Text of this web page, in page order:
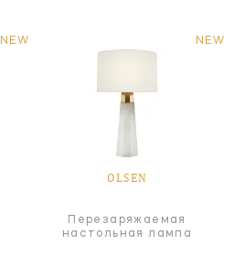
NEW NEW
OLSEN
Перезаряжаемая
настольная лампа